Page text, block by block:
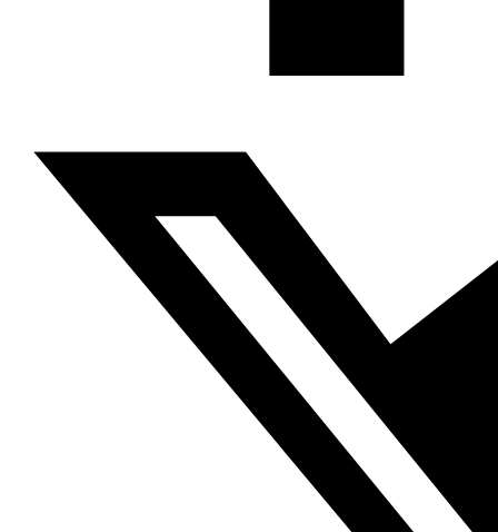
En los últimos años han ido en ascenso en Oriente
las críticas no solo van dirigidas a los gobiernos por su
fracaso, sino también a las élites y fuerzas políticas
opositoras por su incapacidad para ofrecer alternativas
serias y aplicables a los programas y políticas
gubernamentales que permitan hacer frente a las
repercusiones del “día después” de las revoluciones.
Estas páginas publican dibujos, caricaturas, montajes de
imágenes con comentarios, chistes políticos, cortes de
vídeo en los que se comentan las declaraciones de
algunos responsables y personalidades públicas,
Entre las razones de la expansión este fenómeno
destacamos: la velocidad con la que se preparan y